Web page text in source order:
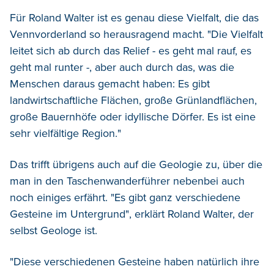
Für Roland Walter ist es genau diese Vielfalt, die das
Vennvorderland so herausragend macht. "Die Vielfalt
leitet sich ab durch das Relief - es geht mal rauf, es
geht mal runter -, aber auch durch das, was die
Menschen daraus gemacht haben: Es gibt
landwirtschaftliche Flächen, große Grünlandflächen,
große Bauernhöfe oder idyllische Dörfer. Es ist eine
sehr vielfältige Region."
Das trifft übrigens auch auf die Geologie zu, über die
man in den Taschenwanderführer nebenbei auch
noch einiges erfährt. "Es gibt ganz verschiedene
Gesteine im Untergrund", erklärt Roland Walter, der
selbst Geologe ist.
"Diese verschiedenen Gesteine haben natürlich ihre